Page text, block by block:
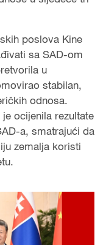
poslova Kine
sa SAD-om
u
stabilan,
odnosa.
ocijenila rezultate
a, smatrajući da
zemalja koristi